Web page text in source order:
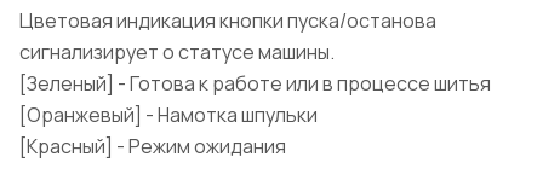
Цветовая индикация кнопки пуска/останова
сигнализирует о статусе машины.
[Зеленый] - Готова к работе или в процессе шитья
[Оранжевый] - Намотка шпульки
[Красный] - Режим ожидания